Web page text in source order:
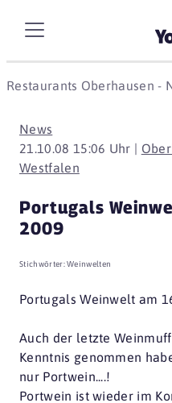
Restaurants Oberhausen -
News
21.10.08 15:06 Uhr |
Westfalen
Portugals
2009
Stichwörter:Weinwelten
Portugals Weinwelt am
Auch der letzte
Kenntnis genommen
nur Portwein....!
Portwein ist wieder im